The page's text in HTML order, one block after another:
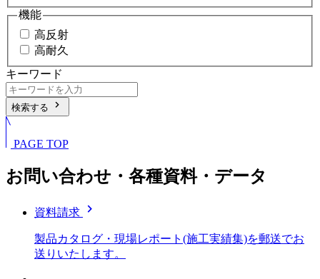
機能
高反射
高耐久
キーワード
検索する chevron_right
PAGE TOP
お問い合わせ・各種資料・データ
資料請求 chevron_right
製品カタログ・現場レポート(施工実績集)を郵送でお
送りいたします。